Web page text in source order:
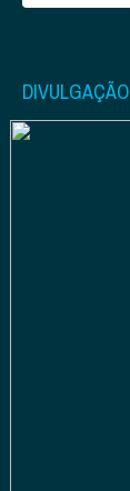
DIVULGAÇÃO